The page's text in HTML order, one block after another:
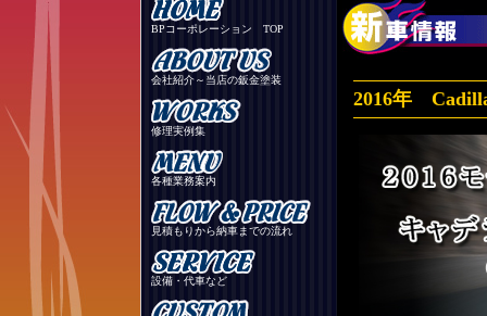
BPコーポレーション TOP
会社紹介～当店の鈑金塗装
修理実例集
各種業務案内
見積もりから納車までの流れ
設備・代車など
2016年